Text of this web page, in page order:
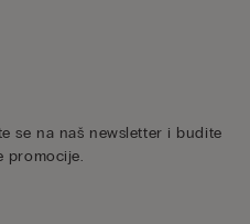
se na naš newsletter i budite
promocije.